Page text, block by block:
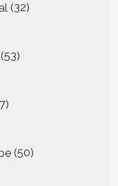
32
producten
53
producten
producten
50
producten